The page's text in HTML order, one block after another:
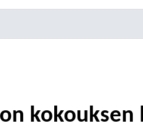
kokouksen